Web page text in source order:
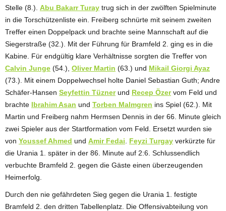
Stelle (8.). Abu Bakarr Turay trug sich in der zwölften Spielminute
in die Torschützenliste ein. Freiberg schnürte mit seinem zweiten
Treffer einen Doppelpack und brachte seine Mannschaft auf die
Siegerstraße (32.). Mit der Führung für Bramfeld 2. ging es in die
Kabine. Für endgültig klare Verhältnisse sorgten die Treffer von
Calvin Junge (54.), Oliver Martin (63.) und Mikail Giorgi Ayaz
(73.). Mit einem Doppelwechsel holte Daniel Sebastian Guth; Andre
Schäfer-Hansen Seyfettin Tüznerund Recep Özervom Feld und
brachte Ibrahim Asan und Torben Malmgren ins Spiel (62.). Mit
Martin und Freiberg nahm Hermsen Dennis in der 66. Minute gleich
zwei Spieler aus der Startformation vom Feld. Ersetzt wurden sie
von Youssef Ahmed und Amir Fedai Feyzi Turgay verkürzte für
die Urania 1. später in der 86. Minute auf 2:6. Schlussendlich
verbuchte Bramfeld 2. gegen die Gäste einen überzeugenden
Heimerfolg.
Durch den nie gefährdeten Sieg gegen die Urania 1. festigte
Bramfeld 2. den dritten Tabellenplatz. Die Offensivabteilung von